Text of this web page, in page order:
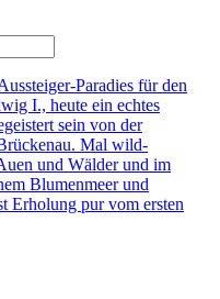
Paradies für den
I., heute ein echtes
sein von der
Mal wild-
und Wälder und im
Blumenmeer und
Erholung pur vom ersten